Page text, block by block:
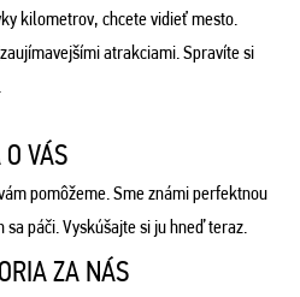
kilometrov, chcete vidieť mesto.
atrakciami. Spravíte si
VÁS
pomôžeme. Sme známi perfektnou
sa páči. Vyskúšajte si ju hneď teraz.
ZA NÁS